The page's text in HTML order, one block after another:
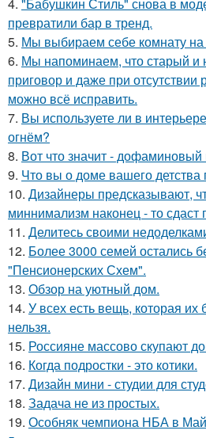
4. "Бабушкин Стиль" снова в
превратили бар в тренд.
5. Мы выбираем себе комнату
6. Мы напоминаем, что старый и
приговор и даже при
можно всё исправить.
7. Вы используете ли в
огнём?
8. Вот что значит - дофаминовый
9. Что вы о доме вашего детства
10. Дизайнеры предсказывают,
миннимализм наконец - то сдаст
11. Делитесь своими
12. Более 3000 семей остались
"Пенсионерских Схем".
13. Обзор на уютный дом.
14. У всех есть вещь, которая их
нельзя.
15. Россияне массово скупают
16. Когда подростки - это котики.
17. Дизайн мини - студии для
18. Задача не из простых.
19. Особняк чемпиона НБА в